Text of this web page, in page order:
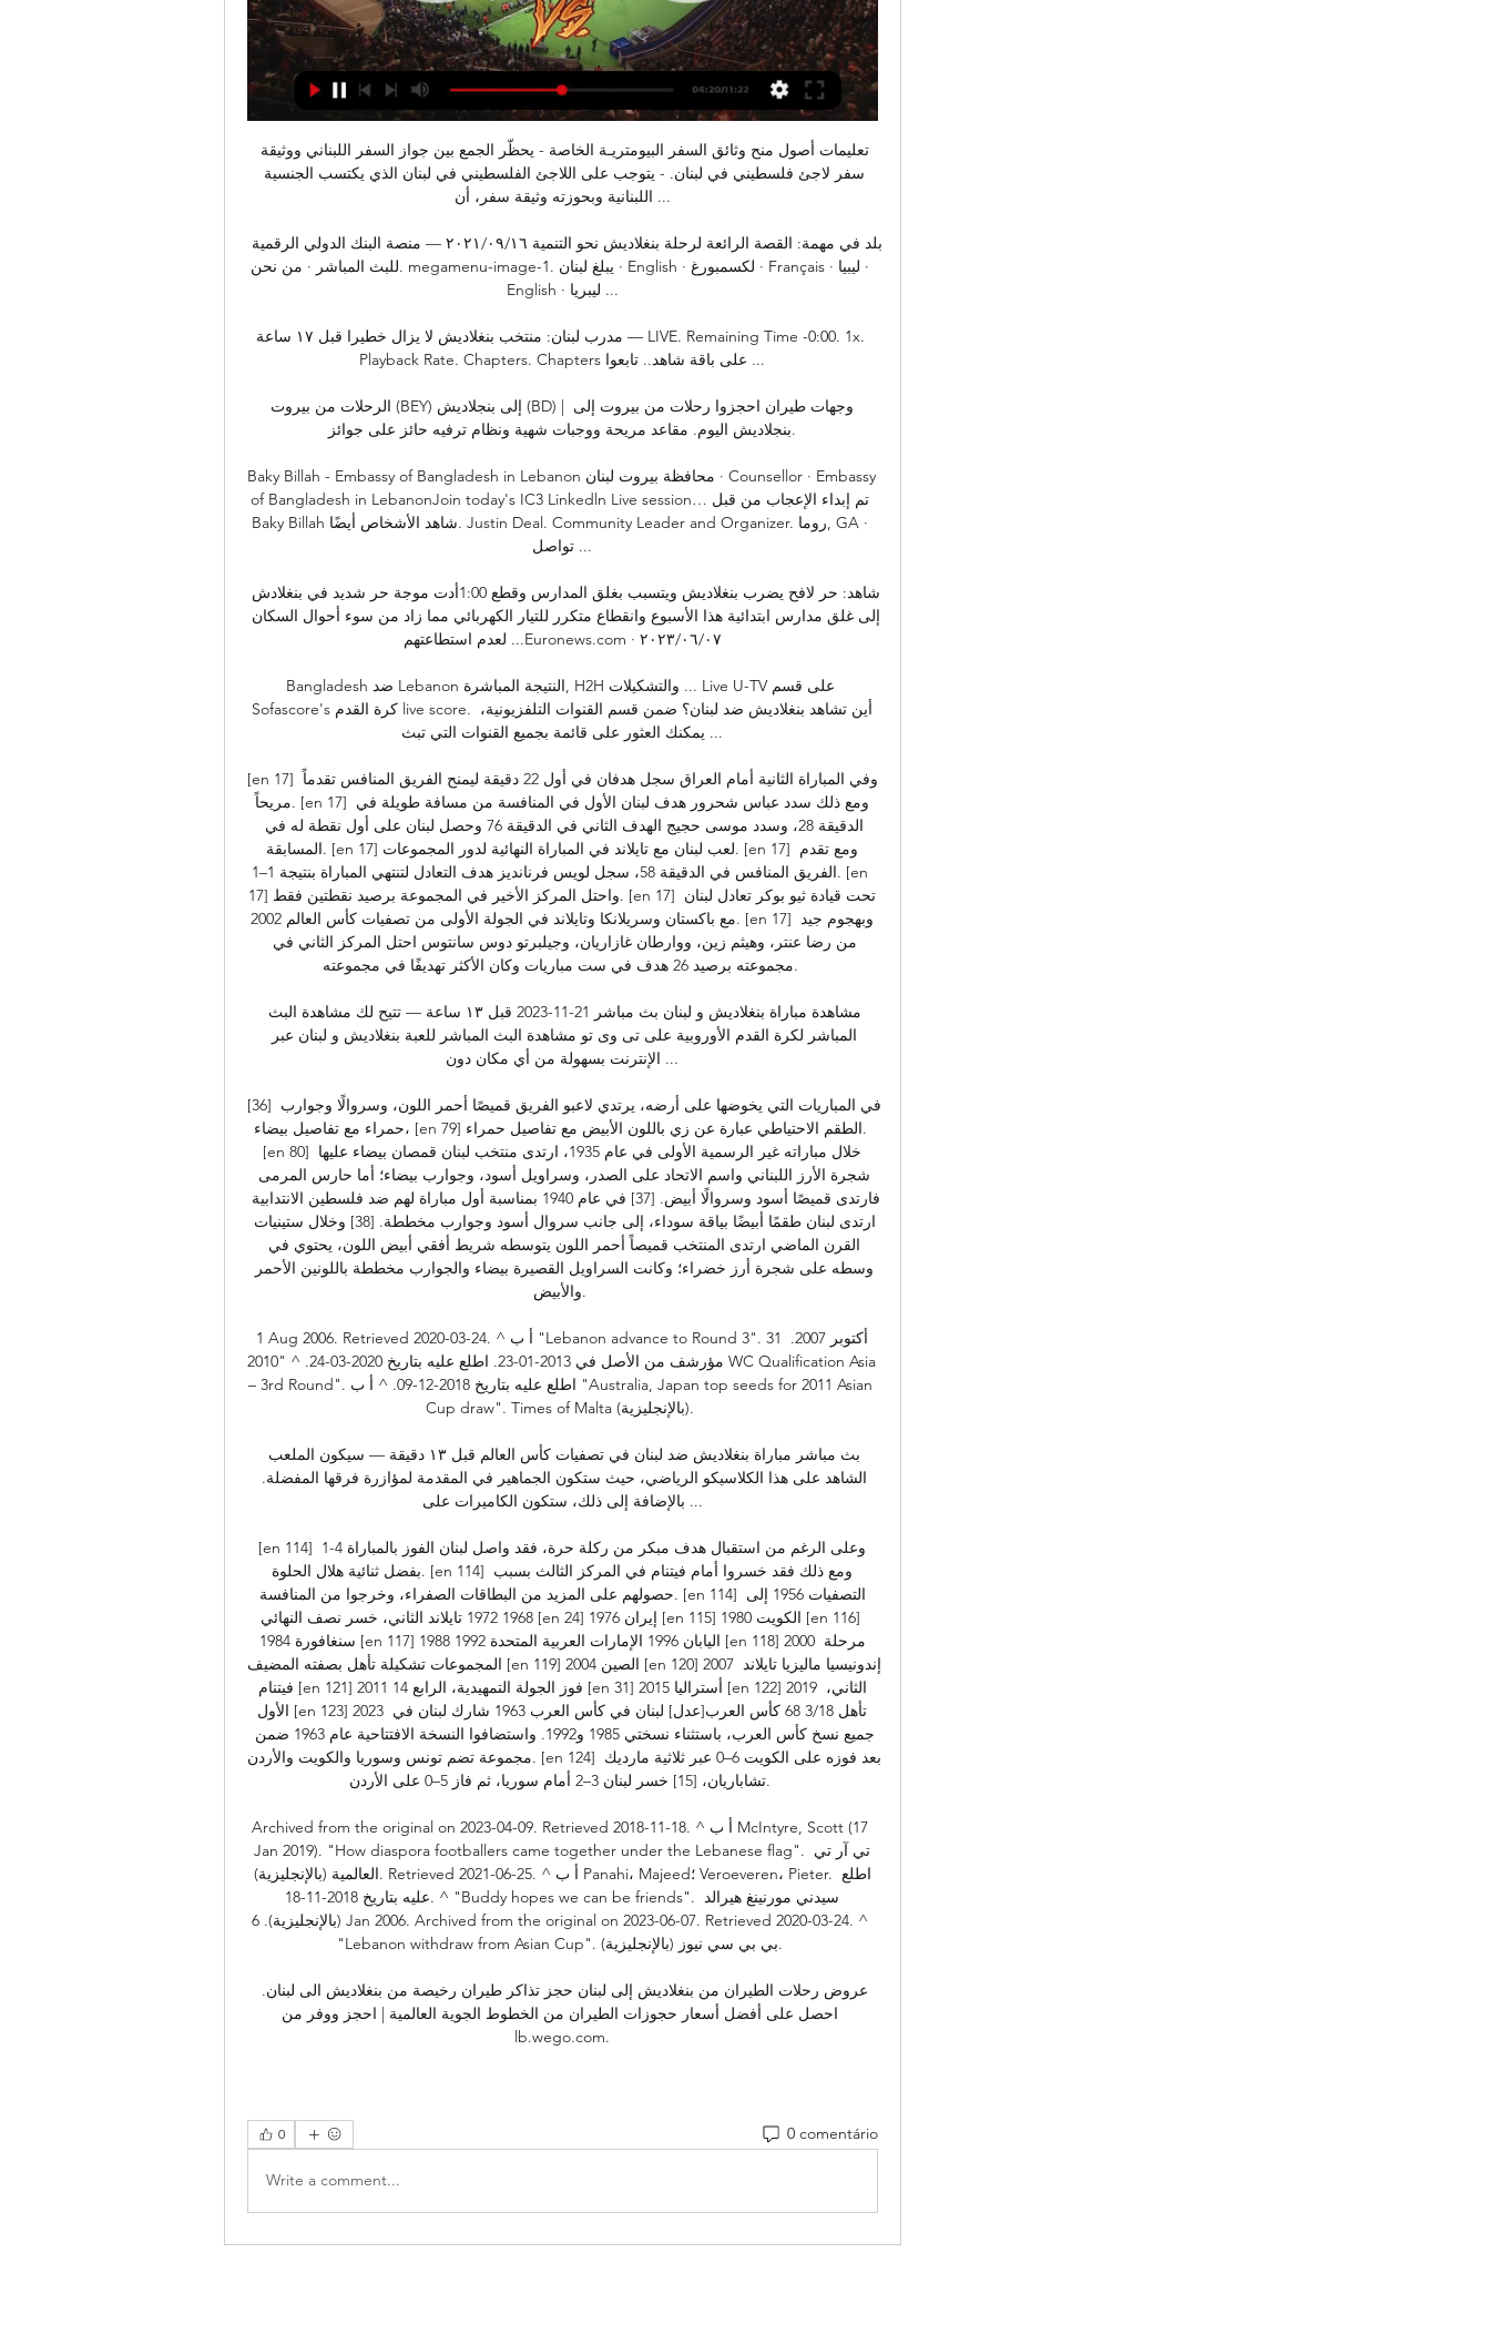
اللبنانية وبحوزته وثيقة سفر، أن ...
للبث المباشر · من نحن. megamenu-image-1. يبلغ لبنان · English · لكسمبورغ · Français · ليبيا ·
English · ليبريا ...
مدرب لبنان: منتخب بنغلاديش لا يزال خطيرا قبل ١٧ ساعة — LIVE. Remaining Time -0:00. 1x.
Playback Rate. Chapters. Chapters على باقة شاهد.. تابعوا ...
الرحلات من بيروت (BEY) إلى بنجلاديش (BD) | وجهات طيران احجزوا رحلات من بيروت إلى
بنجلاديش اليوم. مقاعد مريحة ووجبات شهية ونظام ترفيه حائز على جوائز.
Baky Billah - Embassy of Bangladesh in Lebanon محافظة بيروت لبنان · Counsellor · Embassy
of Bangladesh in LebanonJoin today's IC3 Linkedln Live session… تم إبداء الإعجاب من قبل
Baky Billah شاهد الأشخاص أيضًا. Justin Deal. Community Leader and Organizer. روما, GA ·
تواصل ...
لعدم استطاعتهم ...Euronews.com · ٠٧‏/٠٦‏/٢٠٢٣
Bangladesh ضد Lebanon النتيجة المباشرة, H2H والتشكيلات ... Live U-TV على قسم
Sofascore's كرة القدم live score. أين تشاهد بنغلاديش ضد لبنان؟ ضمن قسم القنوات التلفزيونية،
يمكنك العثور على قائمة بجميع القنوات التي تبث ...
[en 17] وفي المباراة الثانية أمام العراق سجل هدفان في أول 22 دقيقة ليمنح الفريق المنافس تقدماً
مريحاً. [en 17] ومع ذلك سدد عباس شحرور هدف لبنان الأول في المنافسة من مسافة طويلة في
المسابقة. [en 17] لعب لبنان مع تايلاند في المباراة النهائية لدور المجموعات. [en 17] ومع تقدم
الفريق المنافس في الدقيقة 58، سجل لويس فرنانديز هدف التعادل لتنتهي المباراة بنتيجة 1–1. [en
17] واحتل المركز الأخير في المجموعة برصيد نقطتين فقط. [en 17] تحت قيادة ثيو بوكر تعادل لبنان
مع باكستان وسريلانكا وتايلاند في الجولة الأولى من تصفيات كأس العالم 2002. [en 17] وبهجوم جيد
مجموعته برصيد 26 هدف في ست مباريات وكان الأكثر تهديفًا في مجموعته.
الإنترنت بسهولة من أي مكان دون ...
[36] في المباريات التي يخوضها على أرضه، يرتدي لاعبو الفريق قميصًا أحمر اللون، وسروالًا وجوارب
حمراء مع تفاصيل بيضاء، [en 79] الطقم الاحتياطي عبارة عن زي باللون الأبيض مع تفاصيل حمراء.
[en 80] خلال مباراته غير الرسمية الأولى في عام 1935، ارتدى منتخب لبنان قمصان بيضاء عليها
والأبيض.
1 Aug 2006. Retrieved 2020-03-24. ^ أ ب "Lebanon advance to Round 3". 31 أكتوبر 2007.
مؤرشف من الأصل في 2013-01-23. اطلع عليه بتاريخ 2020-03-24. ^ "2010 WC Qualification Asia
– 3rd Round". اطلع عليه بتاريخ 2018-12-09. ^ أ ب "Australia, Japan top seeds for 2011 Asian
Cup draw". Times of Malta (بالإنجليزية).
بالإضافة إلى ذلك، ستكون الكاميرات على ...
[en 114] وعلى الرغم من استقبال هدف مبكر من ركلة حرة، فقد واصل لبنان الفوز بالمباراة 4-1
بفضل ثنائية هلال الحلوة. [en 114] ومع ذلك فقد خسروا أمام فيتنام في المركز الثالث بسبب
حصولهم على المزيد من البطاقات الصفراء، وخرجوا من المنافسة. [en 114] التصفيات 1956 إلى
1968 1972 تايلاند الثاني، خسر نصف النهائي [en 24] 1976 إيران [en 115] 1980 الكويت [en 116]
1984 سنغافورة [en 117] 1988 1992 اليابان 1996 الإمارات العربية المتحدة [en 118] 2000 مرحلة
المجموعات تشكيلة تأهل بصفته المضيف [en 119] 2004 الصين [en 120] 2007 إندونيسيا ماليزيا تايلاند
فيتنام [en 121] 2011 فوز الجولة التمهيدية، الرابع 14 [en 31] 2015 أستراليا [en 122] 2019 الثاني،
الأول [en 123] 2023 تأهل 3/18 68 كأس العرب[عدل] لبنان في كأس العرب 1963 شارك لبنان في
مجموعة تضم تونس وسوريا والكويت والأردن. [en 124] بعد فوزه على الكويت 6–0 عبر ثلاثية مارديك
تشاباريان، [15] خسر لبنان 3–2 أمام سوريا، ثم فاز 5–0 على الأردن.
Archived from the original on 2023-04-09. Retrieved 2018-11-18. ^ أ ب McIntyre, Scott (17
Jan 2019). "How diaspora footballers came together under the Lebanese flag". تي آر تي
العالمية (بالإنجليزية). Retrieved 2021-06-25. ^ أ ب Panahi، Majeed؛ Veroeveren، Pieter. اطلع
عليه بتاريخ 2018-11-18. ^ "Buddy hopes we can be friends". سيدني مورنينغ هيرالد
(بالإنجليزية). 6 Jan 2006. Archived from the original on 2023-06-07. Retrieved 2020-03-24. ^
"Lebanon withdraw from Asian Cup". بي بي سي نيوز (بالإنجليزية).
احصل على أفضل أسعار حجوزات الطيران من الخطوط الجوية العالمية | احجز ووفر من
lb.wego.com.
0 0 comentário
Write a comment...